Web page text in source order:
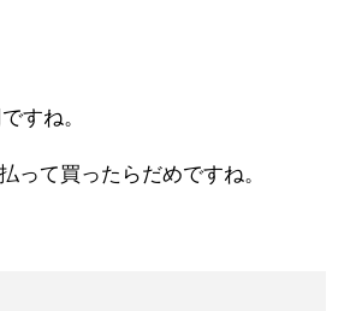
すね。
って買ったらだめですね。